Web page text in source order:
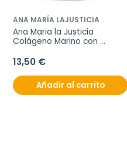
ANA MARÍA LAJUSTICIA
Ana Maria la Justicia
Colágeno Marino con
13,50 €
Añadir al carrito